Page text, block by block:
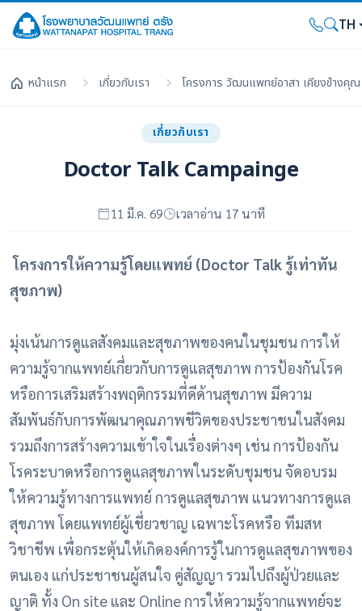
TH
หน้าแรก เกี่ยวกับเรา โครงการ วัฒนแพทย์อาสา เคียงข้างคุ
เกี่ยวกับเรา
Doctor Talk Campainge
11 มี.ค. 69 เวลาอ่าน 17 นาที
โครงการให้ความรู้โดยแพทย์ (Doctor Talk รู้เท่าทัน
สุขภาพ)
มุ่งเน้นการดูแลสังคมและสุขภาพของคนในชุมชน การให้
ความรู้จากแพทย์เกี่ยวกับการดูแลสุขภาพ การป้องกันโรค
หรือการเสริมสร้างพฤติกรรมที่ดีด้านสุขภาพ มีความ
สัมพันธ์กับการพัฒนาคุณภาพชีวิตของประชาชนในสังคม
รวมถึงการสร้างความเข้าใจในเรื่องต่างๆ เช่น การป้องกัน
โรคระบาดหรือการดูแลสุขภาพในระดับชุมชน จัดอบรม
ให้ความรู้ทางการแพทย์ การดูแลสุขภาพ แนวทางการดูแล
สุขภาพ โดยแพทย์ผู้เชี่ยวชาญ เฉพาะโรคหรือ ทีมสห
วิชาชีพ เพื่อกระตุ้นให้เกิดองค์การรู้ในการดูแลสุขภาพของ
ตนเอง แก่ประชาชนผู้สนใจ คู่สัญญา รวมไปถึงผู้ป่วยและ
ญาติ ทั้ง On site และ Online การให้ความรู้จากแพทย์จะ